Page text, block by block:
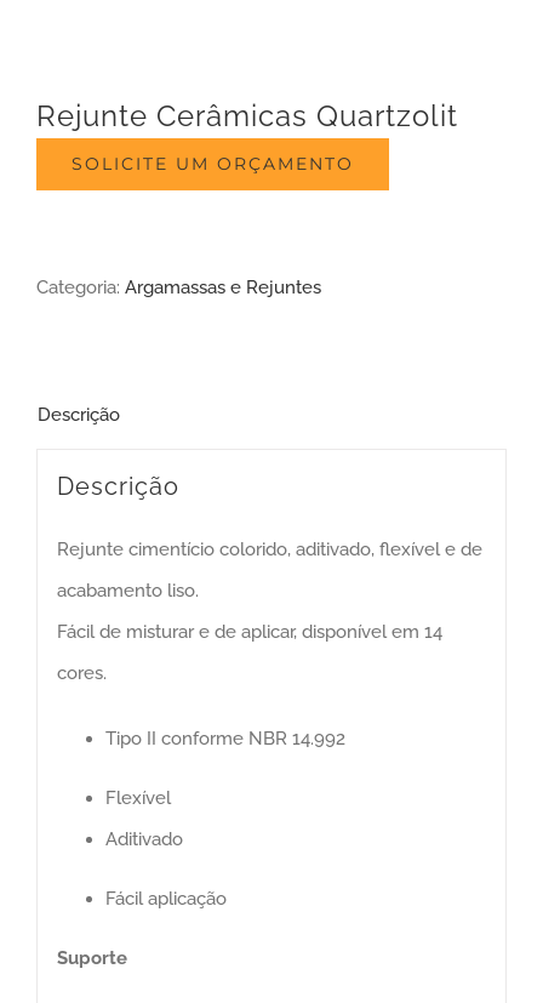
Rejunte Cerâmicas Quartzolit
SOLICITE UM ORÇAMENTO
Categoria: Argamassas e Rejuntes
Descrição
Descrição
Rejunte cimentício colorido, aditivado, flexível e de
acabamento liso.
Fácil de misturar e de aplicar, disponível em 14
cores.
Tipo II conforme NBR 14.992
Flexível
Aditivado
Fácil aplicação
Suporte